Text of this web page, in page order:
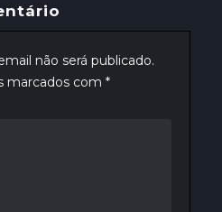
não será publicado.
marcados com *